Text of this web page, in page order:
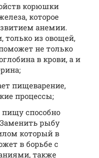
корюшки
которое
анемии.
только из овощей,
не только
в крови, а и
пищеварение,
процессы;
пищу способно
рыбу
который в
в борьбе с
также